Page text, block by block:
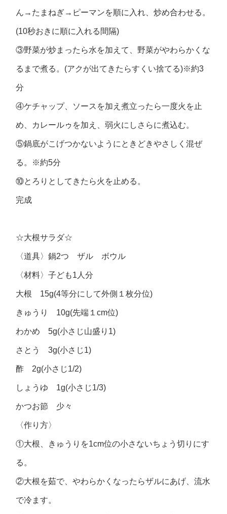
ん→たまねぎ→ピーマンを順に入れ、炒め合わせる。
(10秒おきに順に入れる間隔)
③野菜が炒まったら水を加えて、野菜がやわらかくな
るまで煮る。(アクが出てきたらすくい捨てる)※約3
分
④ケチャップ、ソースを加え煮立ったら一度火を止
め、カレールゥを加え、弱火にしさらに煮込む。
⑤鍋底がこげつかないようにときどきやさしく混ぜ
る。※約5分
⑩とろりとしてきたら火を止める。
完成
☆大根サラダ☆
〈道具〉鍋2つ ザル ボウル
〈材料〉子ども1人分
大根 15g(4等分にして外側１枚分位)
きゅうり 10g(先端１cm位)
わかめ 5g(小さじ山盛り1)
さとう 3g(小さじ1)
酢 2g(小さじ1/2)
しょうゆ 1g(小さじ1/3)
かつお節 少々
〈作り方〉
①大根、きゅうりを1cm位の小さないちょう切りにす
る。
②大根を茹で、やわらかくなったらザルにあげ、流水
で冷ます。